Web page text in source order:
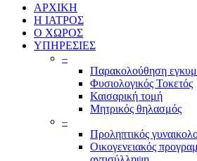
ΑΡΧΙΚΗ
Η ΙΑΤΡΟΣ
Ο ΧΩΡΟΣ
ΥΠΗΡΕΣΙΕΣ
–
Παρακολούθηση
Φυσιολογικός Τοκετός
Καισαρική τομή
Μητρικός θηλασμός
–
Προληπτικός
Οικογενειακός